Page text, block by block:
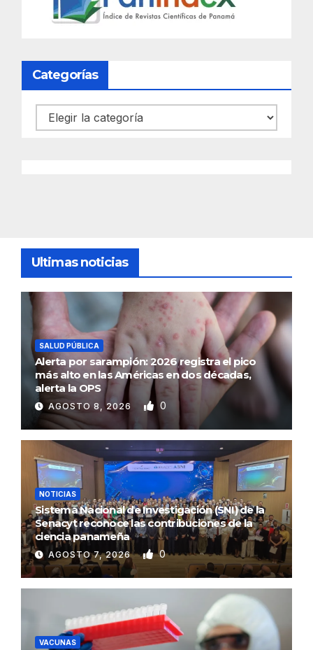
Categorías
Categorías
Ultimas noticias
SALUD PÚBLICA
Alerta por sarampión: 2026 registra el pico
más alto en las Américas en dos décadas,
alerta la OPS
AGOSTO 8, 2026 0
NOTICIAS
Sistema Nacional de Investigación (SNI) de la
Senacyt reconoce las contribuciones de la
ciencia panameña
AGOSTO 7, 2026 0
VACUNAS